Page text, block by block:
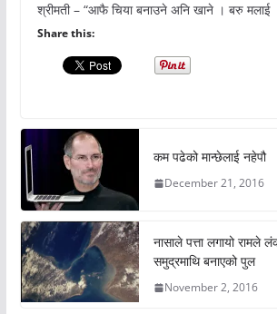
श्रीमती – “आफै चिया बनाउने अनि खाने । बरु मलाई
Share this:
कम पढेको मान्छेलाई नहेपौ
December 21, 2016
नासाले पत्ता लगायो रामले
समुद्रमाथि बनाएको पुल
November 2, 2016